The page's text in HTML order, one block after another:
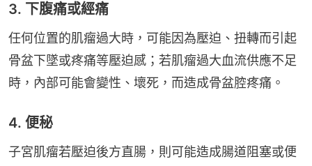
3. 下腹痛或經痛
任何位置的肌瘤過大時，可能因為壓迫、扭轉而引起
骨盆下墜或疼痛等壓迫感；若肌瘤過大血流供應不足
時，內部可能會變性、壞死，而造成骨盆腔疼痛。
4. 便秘
子宮肌瘤若壓迫後方直腸，則可能造成腸道阻塞或便